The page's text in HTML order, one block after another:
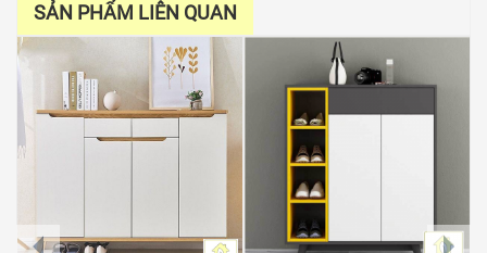
SẢN PHẨM LIÊN QUAN
prev next